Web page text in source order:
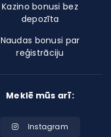
Kazino bonusi bez
depozīta
Naudas bonusi par
reģistrāciju
Meklē mūs arī:
Instagram